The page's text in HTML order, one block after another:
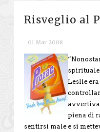
Risveglio al
01 Mar 2008
spirituale
Leslie
avvertiva
piena di
sentirsi male e si